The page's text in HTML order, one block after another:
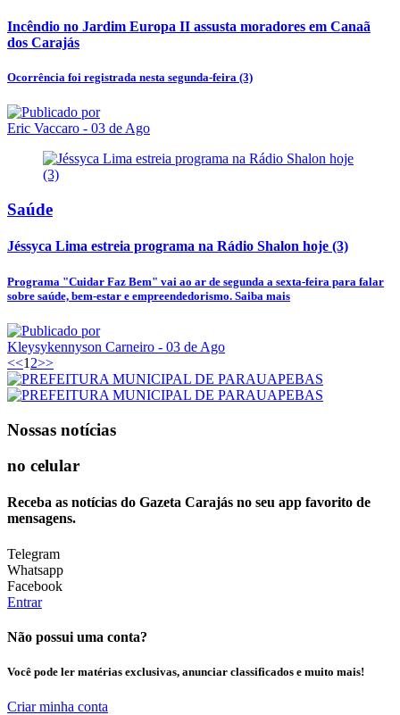
Incêndio no Jardim Europa II assusta moradores em Canaã
dos Carajás
Ocorrência foi registrada nesta segunda-feira (3)
Eric Vaccaro - 03 de Ago
Saúde
Jéssyca Lima estreia programa na Rádio Shalon hoje (3)
Programa "Cuidar Faz Bem" vai ao ar de segunda a sexta-feira para falar
sobre saúde, bem-estar e empreendedorismo. Saiba mais
Kleysykennyson Carneiro - 03 de Ago
<<1 2>>
Nossas notícias
no celular
Receba as notícias do Gazeta Carajás no seu app favorito de
mensagens.
Telegram
Whatsapp
Facebook
Entrar
Não possui uma conta?
Você pode ler matérias exclusivas, anunciar classificados e muito mais!
Criar minha conta